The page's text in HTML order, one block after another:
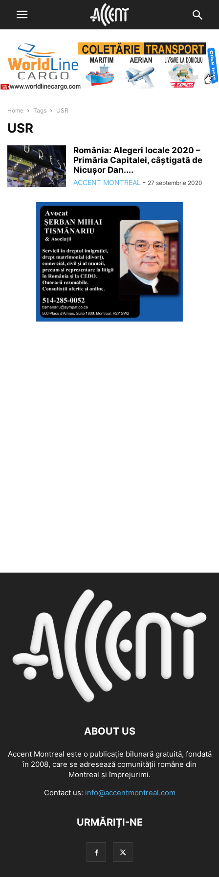
Home Tags USR
USR
România: Alegeri locale 2020 –
Primăria Capitalei, câştigată de
Nicușor Dan....
ACCENT MONTREAL - 27 septembrie 2020
ABOUT US
Accent Montreal este o publicație bilunară gratuită, fondată
în 2008, care se adresează comunităţii române din
Montreal şi împrejurimi.
Contact us: info@accentmontreal.com
URMĂRIȚI-NE